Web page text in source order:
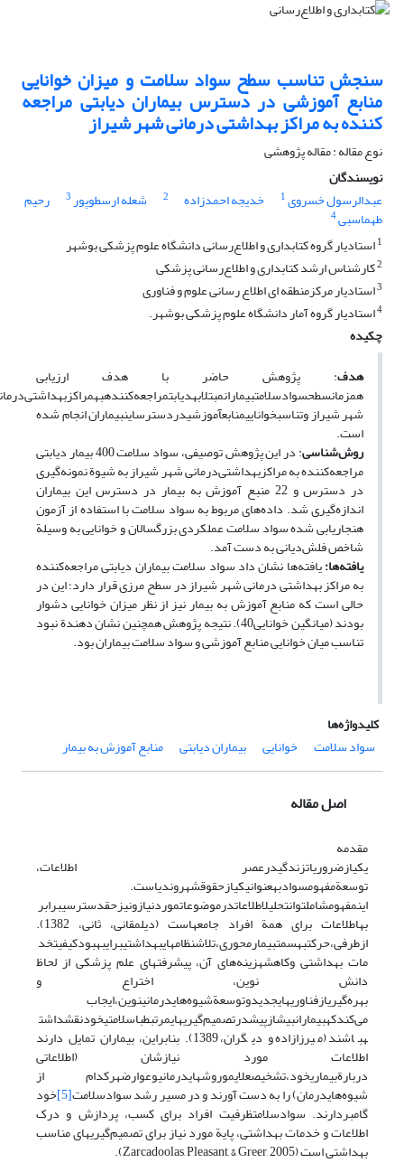
سنجش تناسب سطح سواد سلامت و میزان خوانایی
منابع آموزشی در دسترس بیماران دیابتی مراجعه
کننده به مراکز بهداشتی درمانی شهر شیراز
نوع مقاله : مقاله پژوهشی
نویسندگان
عبدالرسول خسروی1 خدیجه احمدزاده 2 شعله ارسطوپور3 رحیم
طهماسبی4
1استادیار گروه کتابداری و اطلاع‌رسانی دانشگاه علوم پزشکی بوشهر
2کارشناس ارشد کتابداری و اطلاع‌رسانی پزشکی
3استادیار مرکزمنطقه ای اطلاع رسانی علوم و فناوری
4استادیار گروه آمار دانشگاه علوم پزشکی بوشهر.
چکیده
هدف: پژوهش حاضر با هدف ارزیابی
شهر شیراز وتناسبخواناییمنابعآموزشیدردسترساینبیماران انجام شده
است.
روش‌شناسی : در این پژوهش توصیفی، سواد سلامت 400 بیمار دیابتی
مراجعه‌کننده به مراکزبهداشتی‌درمانی شهر شیراز به شیوة نمونه‌گیری
در دسترس و 22 منبع آموزش به بیمار در دسترس این بیماران
اندازه‌گیری شد. داده‌های مربوط به سواد سلامت با استفاده از آزمون
هنجاریابی شده سواد سلامت عملکردی بزرگسالان و خوانایی به وسیلة
شاخص فلش‌دیانی به دست آمد.
یافته‌ها:یافته‌ها نشان داد سواد سلامت بیماران دیابتی مراجعه‌کننده
به مراکز بهداشتی درمانی شهر شیراز در سطح مرزی قرار دارد؛ این در
حالی است که منابع آموزش به بیمار نیز از نظر میزان خوانایی دشوار
بودند (میانگین خوانایی40). نتیجه پژوهش همچنین نشان دهندة نبود
تناسب میان خوانایی منابع آموزشی و سواد سلامت بیماران بود.
کلیدواژه‌ها
سواد سلامت
خوانایی بیماران دیابتی منابع آموزش به بیمار
اصل مقاله
مقدمه
یکیازضروریاتزندگیدرعصر اطلاعات،
توسعةمفهومسوادبهعنوانیکیازحقوقشهروندیاست.
اینمفهومشاملتوانتحلیلاطلاعاتدرموضوعاتموردنیازونیزحقدسترسیبرابر
بهاطلاعات برای همة افراد جامعهاست (دیلمقانی، ثانی، 1382).
ازطرفی،حرکتبهسمتبیمار‌محوری،تلاشنظامهایبهداشتیبرایبهبودکیفیتخد
مات بهداشتی وکاهشهزینه‌های آن، پیشرفتهای علم پزشکی از لحاظ
دانش نوین، اختراع و
بهره‌گیریازفناوریهایجدیدوتوسعةشیوه‌هایدرمانینوین،ایجاب
می‌کندکهبیمارانبیشازپیشدرتصمیم‌گیریهایمرتبطباسلامتیخودنقشداشت
هباشند (میرزازاده و دیگران، 1389). بنابراین، بیماران تمایل دارند
اطلاعات مورد نیازشان (اطلاعاتی
دربارةبیماریخود،تشخیصعلایموروشهایدرمانیوعوارضهرکدام از
شیوه‌هایدرمان) را به دست آورند و در مسیر رشد سوادسلامت[5] خود
گامبردارند. سوادسلامتظرفیت افراد برای کسب، پردازش و درک
اطلاعات و خدمات بهداشتی، پایة مورد نیاز برای تصمیم‌گیریهای مناسب
بهداشتی است (Zarcadoolas, Pleasant, & Greer, 2005).